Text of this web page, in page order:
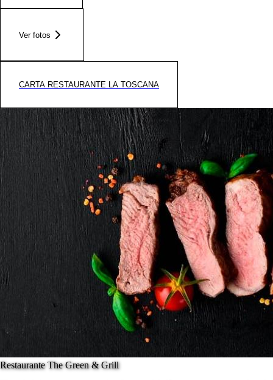
Ver fotos
CARTA RESTAURANTE LA TOSCANA
Restaurante The Green & Grill